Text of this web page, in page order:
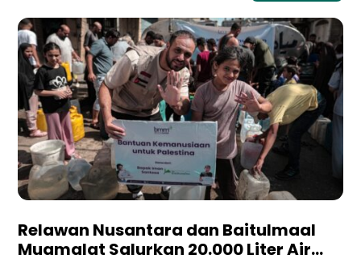
Relawan Nusantara dan Baitulmaal
Muamalat Salurkan 20.000 Liter Air